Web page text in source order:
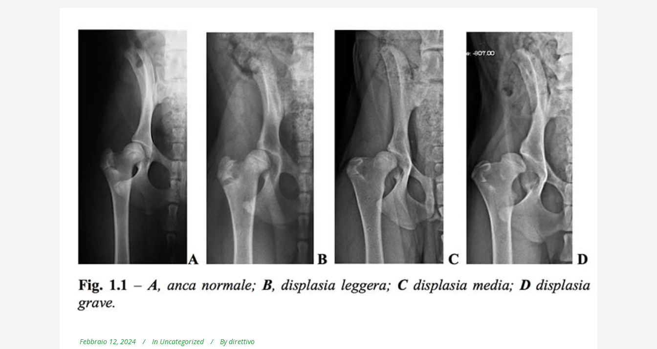
Febbraio 12, 2024 In Uncategorized By direttivo